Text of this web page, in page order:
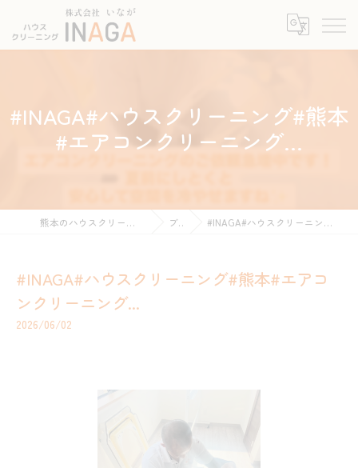
#INAGA#ハウスクリーニング#熊本
#エアコンクリーニング...
熊本のハウスクリーニングなら株式会社INAGA ブログ #INAGA#ハウスクリーニング#熊本#エアコンクリーニング...
#INAGA#ハウスクリーニング#熊本#エアコ
ンクリーニング...
2026/06/02